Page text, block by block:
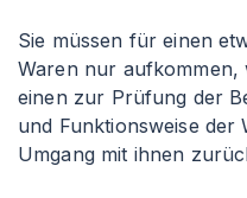
Sie müssen für einen
Waren nur aufkommen,
einen zur Prüfung der
und Funktionsweise der
Umgang mit ihnen